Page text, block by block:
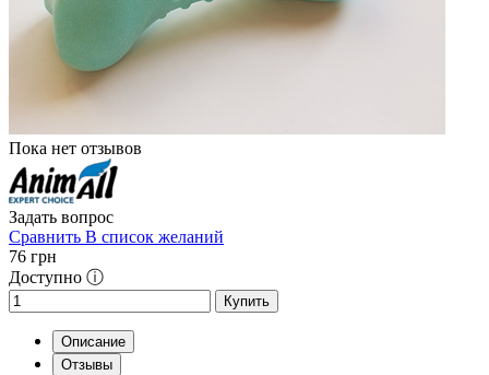
Пока нет отзывов
Задать вопрос
Сравнить В список желаний
76 грн
Доступно ⓘ
Купить
Описание
Отзывы